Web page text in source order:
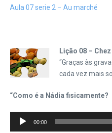
Aula 07 serie 2 – Au marché
Lição 08 –
“Graças às
cada vez mais
“Como é a Nádia fisicamente?
Tocador
00:00